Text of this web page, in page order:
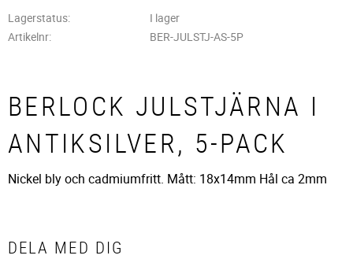
Lagerstatus
I lager
Artikelnr
BER-JULSTJ-AS-5P
BERLOCK JULSTJÄRNA I
ANTIKSILVER, 5-PACK
Nickel bly och cadmiumfritt. Mått: 18x14mm Hål ca 2mm
DELA MED DIG